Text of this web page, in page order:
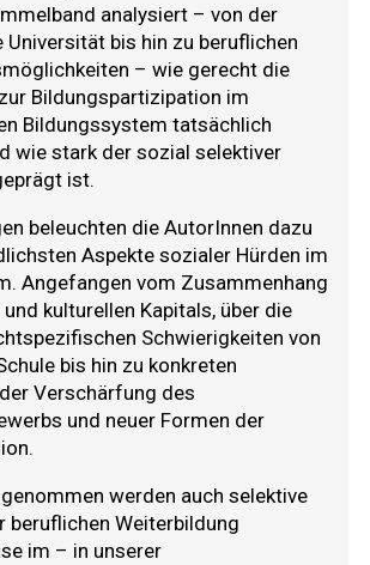
analysiert – von der
Universität bis hin zu beruflichen
– wie gerecht die
Bildungspartizipation im
Bildungssystem tatsächlich
wie stark der sozial selektiver
ist.
beleuchten die AutorInnen dazu
Aspekte sozialer Hürden im
Angefangen vom Zusammenhang
kulturellen Kapitals, über die
Schwierigkeiten von
bis hin zu konkreten
Verschärfung des
und neuer Formen der
werden auch selektive
beruflichen Weiterbildung
im – in unserer